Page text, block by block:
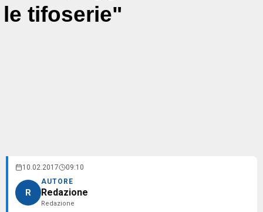
le tifoserie"
10.02.2017 09:10
R
AUTORE
Redazione
Redazione